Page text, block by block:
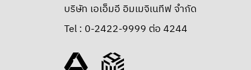
บริษัท เอเอ็มอี อิมเมจิเนทีฟ จำกัด
Tel : 0-2422-9999 ต่อ 4244